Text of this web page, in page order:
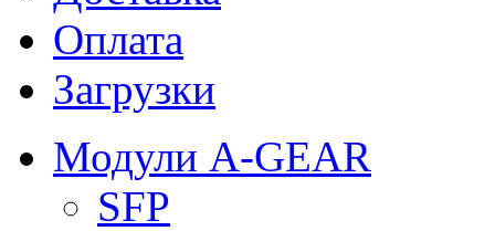
Оплата
Загрузки
Модули A-GEAR
SFP